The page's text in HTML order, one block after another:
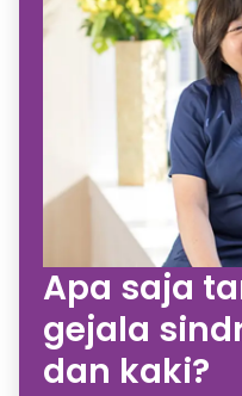
Apa saja
gejala
dan kaki?